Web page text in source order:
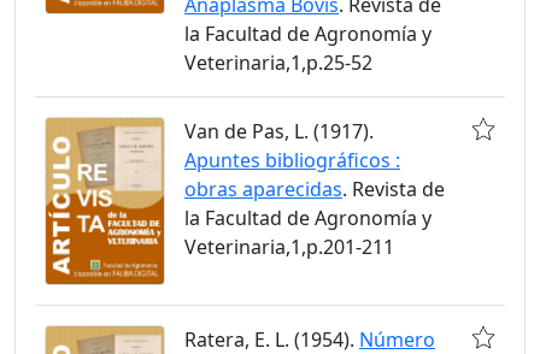
la Facultad de Agronomía y
Veterinaria,1,p.25-52
Van de Pas, L. (1917).
Apuntes bibliográficos :
obras aparecidas. Revista de
la Facultad de Agronomía y
Veterinaria,1,p.201-211
Ratera, E. L. (1954). Número